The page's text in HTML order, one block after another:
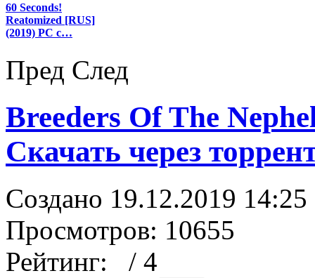
60 Seconds!
Reatomized [RUS]
(2019) PC с…
Пред След
Breeders Of The
Скачать через
Создано 19.12.2019 14:25
Просмотров: 10655
Рейтинг:
/ 4